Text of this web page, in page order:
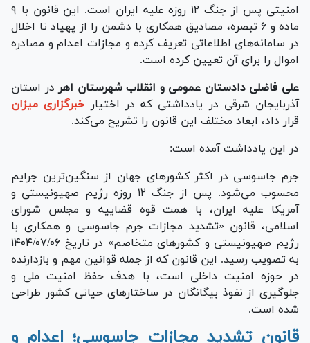
امنیتی پس از جنگ ۱۲ روزه علیه ایران است. این قانون با ۹
ماده و ۶ تبصره، مصادیق همکاری با دشمن را از پهپاد تا اخلال
در سامانه‌های اطلاعاتی تعریف کرده و مجازات اعدام و مصادره
اموال را برای آن تعیین کرده است.
علی فاضلی دادستان عمومی و انقلاب شهرستان اهردر استان
آذربایجان شرقی در یادداشتی که در اختیار خبرگزاری میزان
قرار داد، ابعاد مختلف این قانون را تشریح می‌کند.
در این یادداشت آمده است:
جرم جاسوسی در اکثر کشورهای جهان از سنگین‌ترین جرایم
محسوب می‌شود. پس از جنگ ۱۲ روزه رژیم صهیونیستی و
آمریکا علیه ایران، با همت قوه قضاییه و مجلس شورای
اسلامی، قانون «تشدید مجازات جرم جاسوسی و همکاری با
رژیم صهیونیستی و کشورهای متخاصم» در تاریخ ۱۴۰۴/۰۷/۰۶
به تصویب رسید. این قانون که از جمله قوانین مهم و بازدارنده
در حوزه امنیت داخلی است، با هدف حفظ امنیت ملی و
جلوگیری از نفوذ بیگانگان در ساختارهای حیاتی کشور طراحی
شده است.
قانون تشدید مجازات جاسوسی؛ اعدام و